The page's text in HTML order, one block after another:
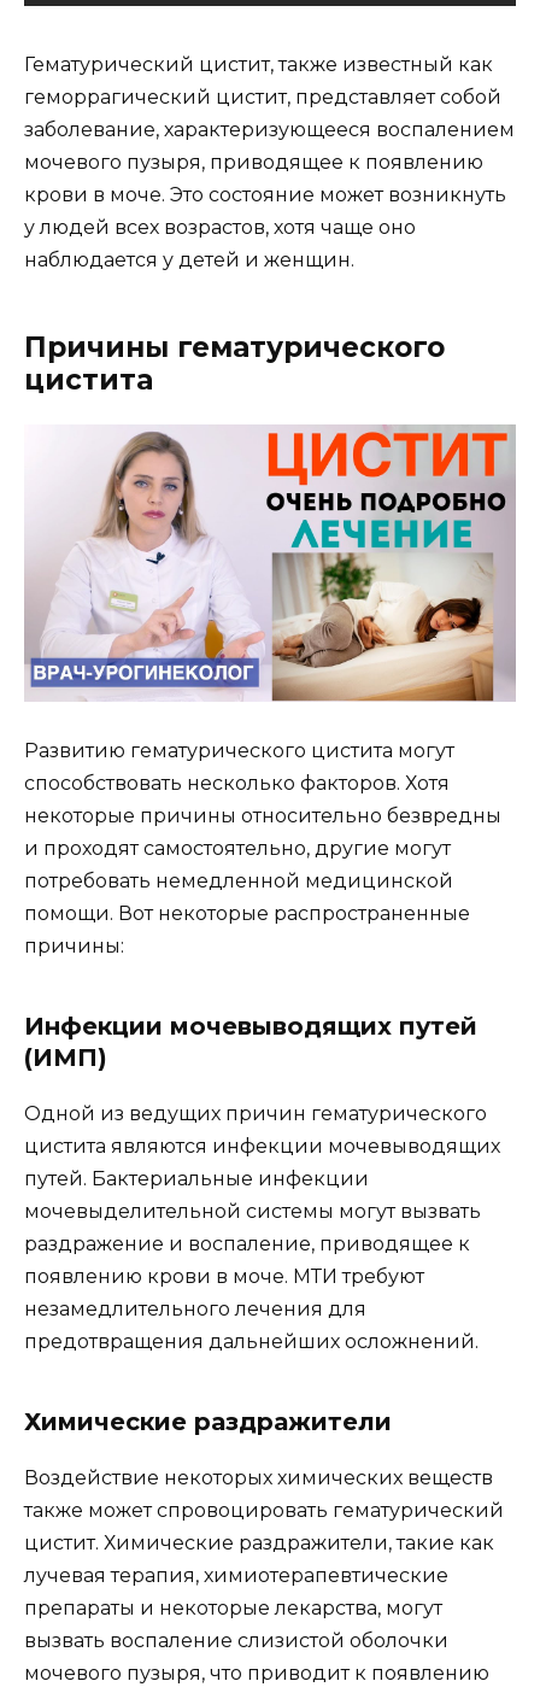
Гематурический цистит, также известный как
геморрагический цистит, представляет собой
заболевание, характеризующееся воспалением
мочевого пузыря, приводящее к появлению
крови в моче. Это состояние может возникнуть
у людей всех возрастов, хотя чаще оно
наблюдается у детей и женщин.
Причины гематурического
цистита
Развитию гематурического цистита могут
способствовать несколько факторов. Хотя
некоторые причины относительно безвредны
и проходят самостоятельно, другие могут
потребовать немедленной медицинской
помощи. Вот некоторые распространенные
причины:
Инфекции мочевыводящих путей
(ИМП)
Одной из ведущих причин гематурического
цистита являются инфекции мочевыводящих
путей. Бактериальные инфекции
мочевыделительной системы могут вызвать
раздражение и воспаление, приводящее к
появлению крови в моче. МТИ требуют
незамедлительного лечения для
предотвращения дальнейших осложнений.
Химические раздражители
Воздействие некоторых химических веществ
также может спровоцировать гематурический
цистит. Химические раздражители, такие как
лучевая терапия, химиотерапевтические
препараты и некоторые лекарства, могут
вызвать воспаление слизистой оболочки
мочевого пузыря, что приводит к появлению